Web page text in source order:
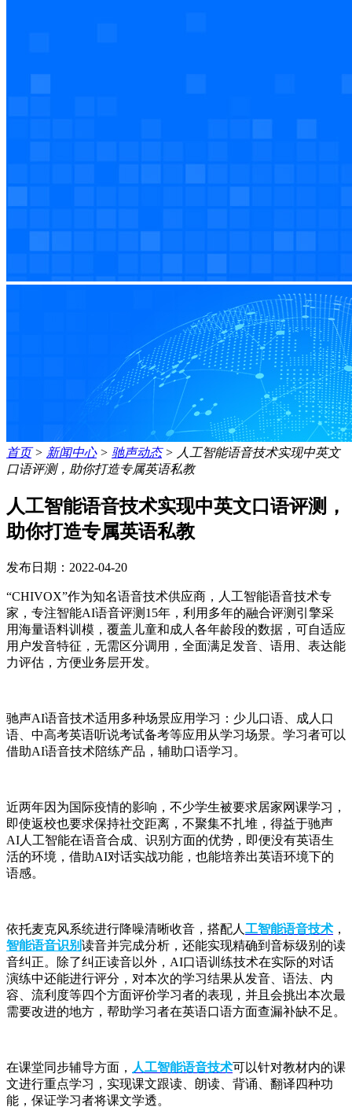
首页> 新闻中心> 驰声动态> 人工智能语音技术实现中英文
口语评测，助你打造专属英语私教
人工智能语音技术实现中英文口语评测，
助你打造专属英语私教
发布日期：2022-04-20
“CHIVOX”作为知名语音技术供应商，人工智能语音技术专
家，专注智能AI语音评测15年，利用多年的融合评测引擎采
用海量语料训模，覆盖儿童和成人各年龄段的数据，可自适应
用户发音特征，无需区分调用，全面满足发音、语用、表达能
力评估，方便业务层开发。
驰声AI语音技术适用多种场景应用学习：少儿口语、成人口
语、中高考英语听说考试备考等应用从学习场景。学习者可以
借助AI语音技术陪练产品，辅助口语学习。
近两年因为国际疫情的影响，不少学生被要求居家网课学习，
即使返校也要求保持社交距离，不聚集不扎堆，得益于驰声
AI人工智能在语音合成、识别方面的优势，即便没有英语生
活的环境，借助AI对话实战功能，也能培养出英语环境下的
语感。
依托麦克风系统进行降噪清晰收音，搭配人 工智能语音技术 ，
智能语音识别读音并完成分析，还能实现精确到音标级别的读
音纠正。除了纠正读音以外，AI口语训练技术在实际的对话
演练中还能进行评分，对本次的学习结果从发音、语法、内
容、流利度等四个方面评价学习者的表现，并且会挑出本次最
需要改进的地方，帮助学习者在英语口语方面查漏补缺不足。
在课堂同步辅导方面， 人工智能语音技术可以针对教材内的课
文进行重点学习，实现课文跟读、朗读、背诵、翻译四种功
能，保证学习者将课文学透。